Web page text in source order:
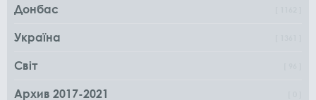
Донбас
Україна
Світ
Архив 2017-2021